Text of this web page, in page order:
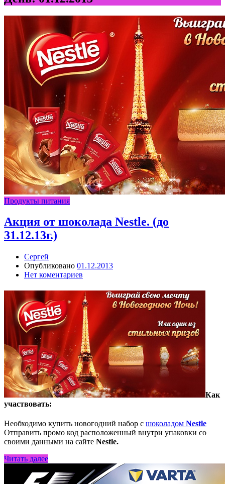
Продукты питания
Акция от шоколада Nestle. (до
31.12.13г.)
Сергей
Опубликовано 01.12.2013
Нет коментариев
Как
участвовать:
Необходимо купить новогодний набор с шоколадом Nestle
Отправить промо код расположенный внутри упаковки со
своими данными на сайте Nestle.
Читать далее